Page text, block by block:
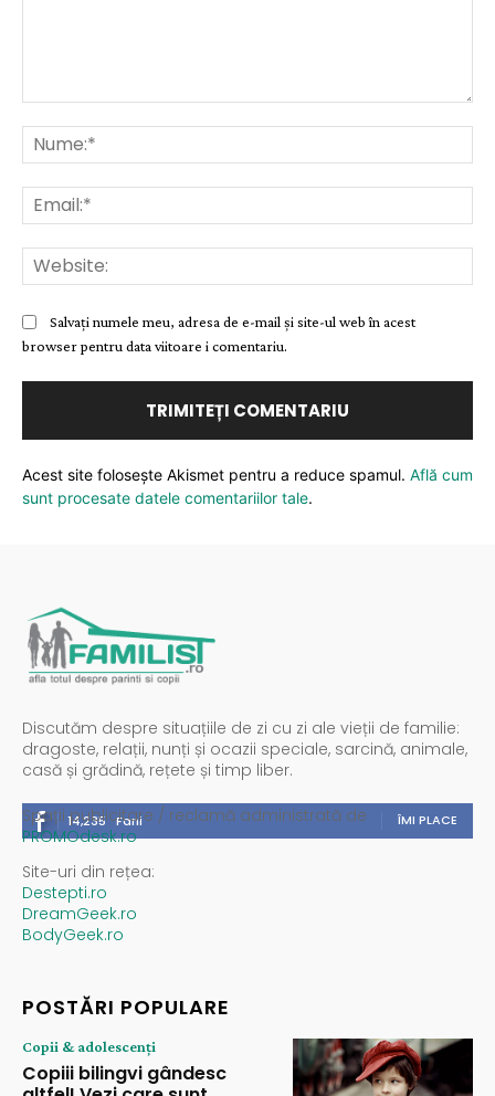
Salvați numele meu, adresa de e-mail și site-ul web în acest
browser pentru data viitoare i comentariu.
Acest site folosește Akismet pentru a reduce spamul. Află cum
sunt procesate datele comentariilor tale.
Discutăm despre situațiile de zi cu zi ale vieții de familie:
dragoste, relații, nunți și ocazii speciale, sarcină, animale,
casă și grădină, rețete și timp liber.
14,235 Fani ÎMI PLACE
Spații publicitare / reclamă administrată de
PROMOdesk.ro
Site-uri din rețea:
Destepti.ro
DreamGeek.ro
BodyGeek.ro
POSTĂRI POPULARE
Copii & adolescenți
Copiii bilingvi gândesc